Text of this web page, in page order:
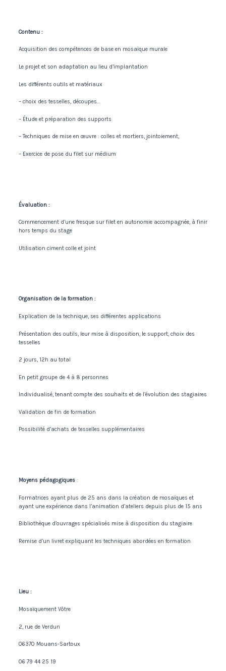
Contenu :
Acquisition des compétences de base en mosaïque murale
Le projet et son adaptation au lieu d’implantation
Les différents outils et matériaux
– choix des tesselles, découpes…
– Étude et préparation des supports
– Techniques de mise en œuvre : colles et mortiers, jointoiement,
– Exercice de pose du filet sur médium
Évaluation :
Commencement d’une fresque sur filet en autonomie accompagnée, à finir
hors temps du stage
Utilisation ciment colle et joint
Organisation de la formation :
Explication de la technique, ses différentes applications
Présentation des outils, leur mise à disposition, le support, choix des
tesselles
2 jours, 12h au total
En petit groupe de 4 à 8 personnes
Individualisé, tenant compte des souhaits et de l’évolution des stagiaires
Validation de fin de formation
Possibilité d’achats de tesselles supplémentaires
Moyens pédagogiques:
Formatrices ayant plus de 25 ans dans la création de mosaïques et
ayant une expérience dans l’animation d’ateliers depuis plus de 15 ans
Bibliothèque d’ouvrages spécialisés mise à disposition du stagiaire
Remise d’un livret expliquant les techniques abordées en formation
Lieu :
Mosaïquement Vôtre
2, rue de Verdun
06370 Mouans-Sartoux
06 79 44 25 19